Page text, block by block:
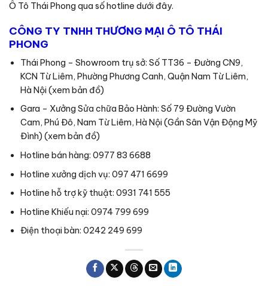
Ô Tô Thái Phong qua số hotline dưới đây.
CÔNG TY TNHH THƯƠNG MẠI Ô TÔ THÁI
PHONG
Thái Phong – Showroom trụ sở: Số TT36 – Đường CN9,
KCN Từ Liêm, Phường Phương Canh, Quận Nam Từ Liêm,
Hà Nội (xem bản đồ)
Gara – Xưởng Sửa chữa Bảo Hành: Số 79 Đường Vườn
Cam, Phú Đô, Nam Từ Liêm, Hà Nội (Gần Sân Vận Động Mỹ
Đình) (xem bản đồ)
Hotline bán hàng: 0977 83 6688
Hotline xưởng dịch vụ: 097 471 6699
Hotline hỗ trợ kỹ thuật: 0931 741 555
Hotline Khiếu nại: 0974 799 699
Điện thoại bàn: 0242 249 699